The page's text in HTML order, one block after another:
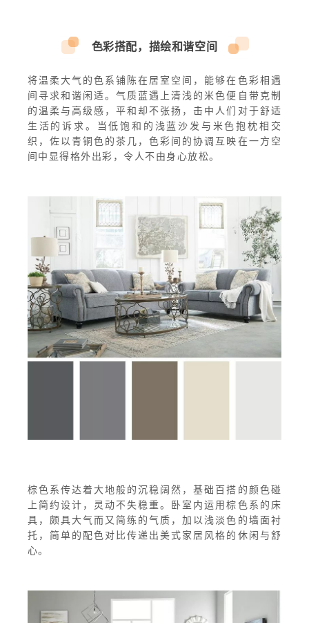
色彩搭配，描绘和谐空间
将温柔大气的色系铺陈在居室空间，能够在色彩相遇
间寻求和谐闲适。气质蓝遇上清浅的米色便自带克制
的温柔与高级感，平和却不张扬，击中人们对于舒适
生活的诉求。当低饱和的浅蓝沙发与米色抱枕相交
织，佐以青铜色的茶几，色彩间的协调互映在一方空
间中显得格外出彩，令人不由身心放松。
棕色系传达着大地般的沉稳阔然，基础百搭的颜色碰
上简约设计，灵动不失稳重。卧室内运用棕色系的床
具，颇具大气而又简练的气质，加以浅淡色的墙面衬
托，简单的配色对比传递出美式家居风格的休闲与舒
心。